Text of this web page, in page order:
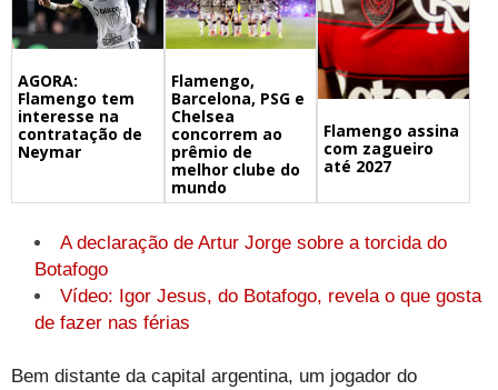
AGORA:
Flamengo tem
interesse na
contratação de
Neymar
Flamengo,
Barcelona, PSG e
Chelsea
concorrem ao
prêmio de
melhor clube do
mundo
Flamengo assina
com zagueiro
até 2027
A declaração de Artur Jorge sobre a torcida do
Botafogo
Vídeo: Igor Jesus, do Botafogo, revela o que gosta
de fazer nas férias
Bem distante da capital argentina, um jogador do